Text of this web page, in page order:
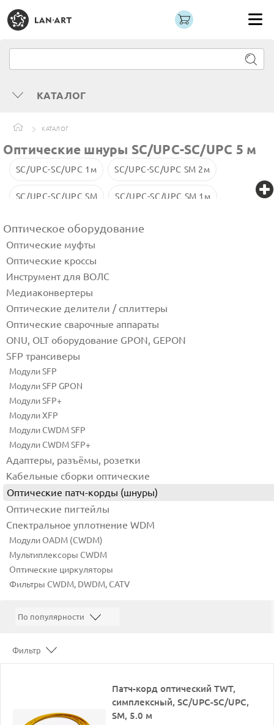
КАТАЛОГ
КАТАЛОГ
Оптические шнуры SC/UPC-SC/UPC 5 м
SC/UPC-SC/UPC 1м SC/UPC-SC/UPC SM 2м
SC/UPC-SC/UPC SM SC/UPC-SC/UPC SM 1м
SC/UPC-SC/UPC SM 3м
SC/APC-SC/UPC
FC/UPC-SC/UPC SM
Оптическое оборудование
Оптические муфты
Оптические кроссы
Инструмент для ВОЛС
Медиаконвертеры
Оптические делители / сплиттеры
Оптические сварочные аппараты
ONU, OLT оборудование GPON, GEPON
SFP трансиверы
Модули SFP
Модули SFP GPON
Модули SFP+
Модули XFP
Модули CWDM SFP
Модули CWDM SFP+
Адаптеры, разъёмы, розетки
Кабельные сборки оптические
Оптические патч-корды (шнуры)
Оптические пигтейлы
Спектральное уплотнение WDM
Модули OADM (CWDM)
Мультиплексоры CWDM
Оптические циркуляторы
Фильтры CWDM, DWDM, CATV
Фильтр
Патч-корд оптический TWT,
симплексный, SC/UPC-SC/UPC,
SM, 5.0 м